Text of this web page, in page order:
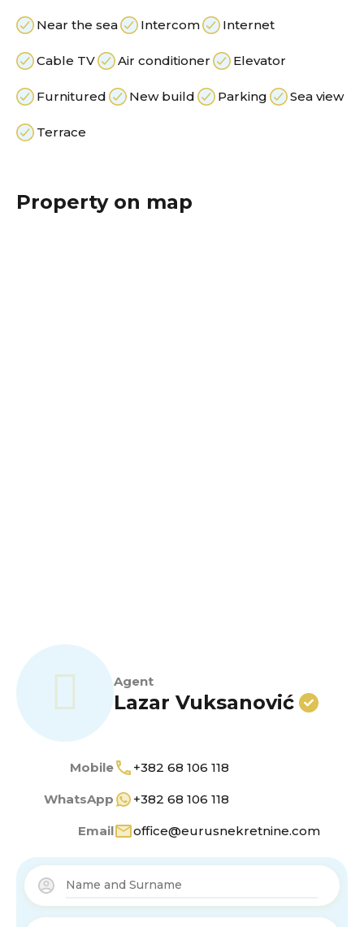
Near the sea Intercom Internet
Cable TV Air conditioner Elevator
Furnitured New build Parking Sea view
Terrace
Property on map
Agent
Lazar Vuksanović
Mobile +382 68 106 118
WhatsApp +382 68 106 118
Email office@eurusnekretnine.com